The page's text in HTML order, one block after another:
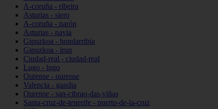
A-coruña - ribeira
Asturias - siero
A-coruña - narón
Asturias - navia
Gipuzkoa - hondarribia
Gipuzkoa - irun
Ciudad-real - ciudad-real
Lugo - lugo
Ourense - ourense
Valencia - gandia
Ourense - san-cibrao-das-viñas
Santa-cruz-de-tenerife - puerto-de-la-cruz